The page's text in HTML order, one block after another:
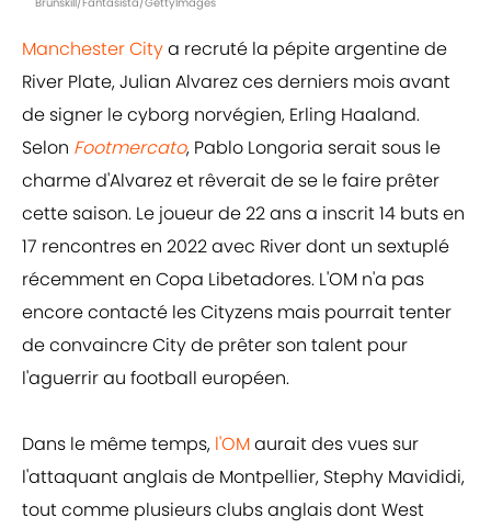
Manchester Citya recruté la pépite argentine de
River Plate, Julian Alvarez ces derniers mois avant
de signer le cyborg norvégien, Erling Haaland.
Selon Footmercato, Pablo Longoria serait sous le
charme d'Alvarez et rêverait de se le faire prêter
cette saison. Le joueur de 22 ans a inscrit 14 buts en
17 rencontres en 2022 avec River dont un sextuplé
récemment en Copa Libetadores. L'OM n'a pas
encore contacté les Cityzens mais pourrait tenter
de convaincre City de prêter son talent pour
l'aguerrir au football européen.
Dans le même temps, l'OMaurait des vues sur
l'attaquant anglais de Montpellier, Stephy Mavididi,
tout comme plusieurs clubs anglais dont West